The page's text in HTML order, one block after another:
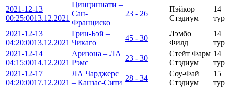
2021-12-13
00:25:0013.12.2021
Цинциннати –
Сан-
Франциско
23 - 26
Пэйкор
Стэдиум
14
тур
2021-12-13
04:20:0013.12.2021
Грин-Бэй –
Чикаго
45 - 30
Лэмбо
Филд
14
тур
2021-12-14
04:15:0014.12.2021
Аризона – ЛА
Рэмс
23 - 30
Стейт Фарм
Стэдиум
14
тур
2021-12-17
04:20:0017.12.2021
ЛА Чарджерс
– Канзас-Сити
28 - 34
Соу-Фай
Стэдиум
15
тур